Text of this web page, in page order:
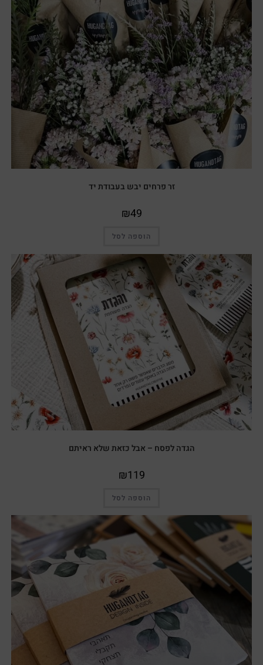
זר פרחים יבש בעבודת יד
₪49
הוספה לסל
הגדה לפסח – אבל כזאת שלא ראיתם
₪119
הוספה לסל